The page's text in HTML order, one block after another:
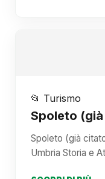
📂 Turismo
Spoleto
Spoleto (già
Umbria Storia e